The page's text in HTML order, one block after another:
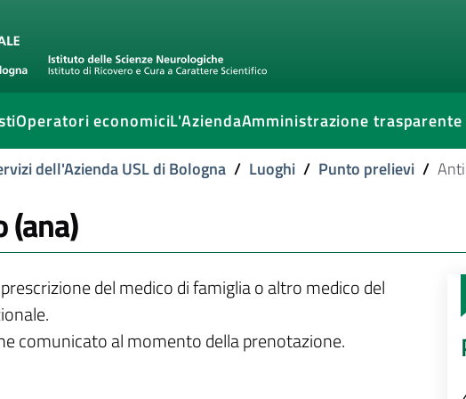
Operatori economiciL'AziendaAmministrazione trasparente
dell'Azienda USL di Bologna / Luoghi / Punto prelievi /
(ana)
del medico di famiglia o altro medico del
comunicato al momento della prenotazione.